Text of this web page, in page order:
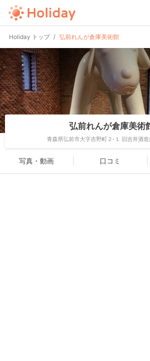
Holiday トップ 弘前れんが倉庫美術館
弘前れんが倉庫美術
青森県弘前市大字吉野町２-１ 旧吉井酒
写真・動画 口コミ